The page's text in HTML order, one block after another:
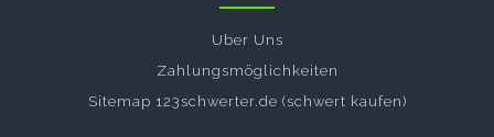
Uber Uns
Zahlungsmöglichkeiten
Sitemap 123schwerter.de (schwert kaufen)